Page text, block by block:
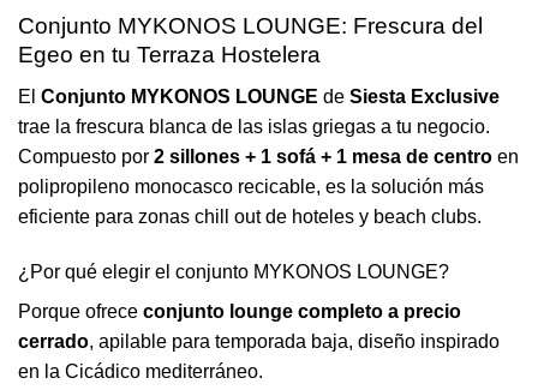
Conjunto MYKONOS LOUNGE: Frescura del
Egeo en tu Terraza Hostelera
El Conjunto MYKONOS LOUNGE de Siesta Exclusive
trae la frescura blanca de las islas griegas a tu negocio.
Compuesto por 2 sillones + 1 sofá + 1 mesa de centro en
polipropileno monocasco recicable, es la solución más
eficiente para zonas chill out de hoteles y beach clubs.
¿Por qué elegir el conjunto MYKONOS LOUNGE?
Porque ofrece conjunto lounge completo a precio
cerrado, apilable para temporada baja, diseño inspirado
en la Cicádico mediterráneo.